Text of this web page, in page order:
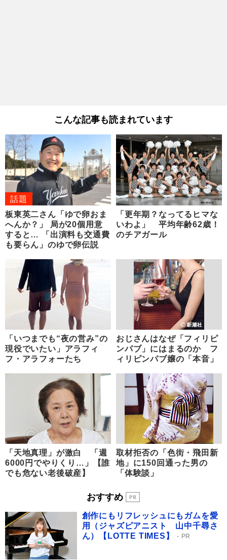
こんな記事も読まれています
話題
板東英二さん「ゆで卵おま
へんか？」 局が20個用意
すると… 「出演料も交通費
も要らん」のゆで卵伝説
「更年期？なってるヒマな
いわよ」 平均年齢62歳！
のチアガール
「いつまでも“夜の営み”の
現役でいたい」アラフィ
フ・アラフォーたち
おじさんはなぜ「フィリピ
ンパブ」にはまるのか フ
ィリピンパブ嬢の「本音」
「天地真理」が激白 「週
6000円でやりくり…」【誰
でも危ない老後破産】
取材拒否の「色街・飛田新
地」に150回通った男の
「体験談」
おすすめ
創作にもリフレッシュにもガムを愛
用（ジャズピアニスト 山中千尋さ
ん）【LOTTE TIMES】
PR